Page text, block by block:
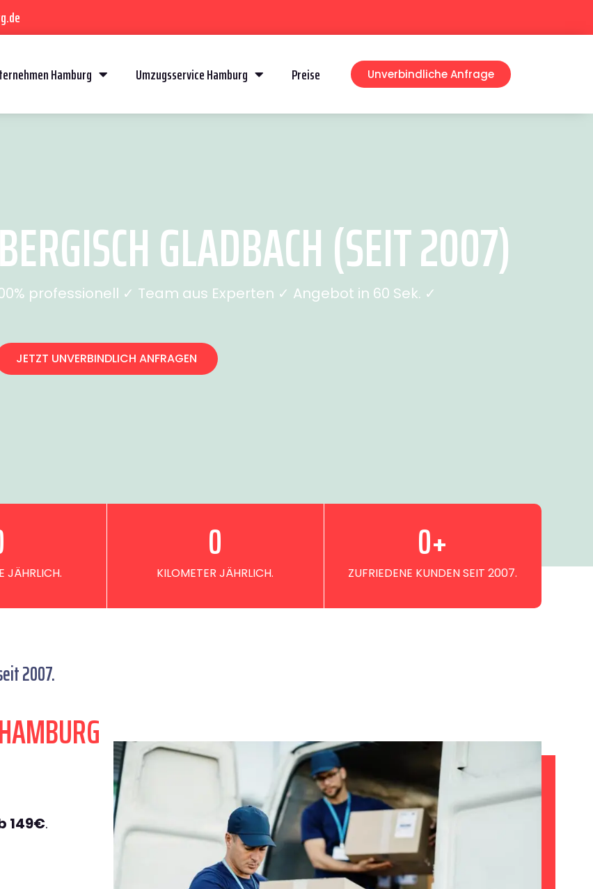
Hamburg Umzugsservice Hamburg Preise Unverbindliche Anfrage
GLADBACH (SEIT 2007)
professionell ✓ Team aus Experten ✓ Angebot in 60 Sek. ✓
JETZT UNVERBINDLICH ANFRAGEN
JÄHRLICH. KILOMETER JÄHRLICH.
0
ZUFRIEDENE KUNDEN SEIT 2007.
0+
2007.
149€.